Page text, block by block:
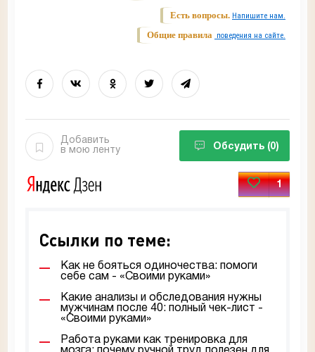
Есть вопросы. Напишите нам.
Общие правила поведения на сайте.
Добавить
в мою ленту
Обсудить (0)
1
Ссылки по теме:
Как не бояться одиночества: помоги
себе сам - «Своими руками»
Какие анализы и обследования нужны
мужчинам после 40: полный чек-лист -
«Своими руками»
Работа руками как тренировка для